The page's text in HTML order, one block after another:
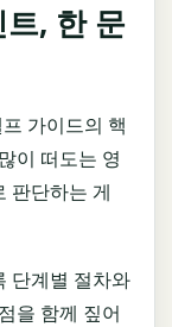
, 한 문
가이드의 핵
이 떠도는 영
판단하는 게
단계별 절차와
을 함께 짚어